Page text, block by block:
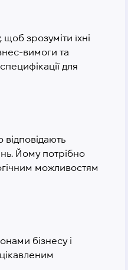
зрозуміти їхні
вимоги та
для
Йому потрібно
можливостям
бізнесу і